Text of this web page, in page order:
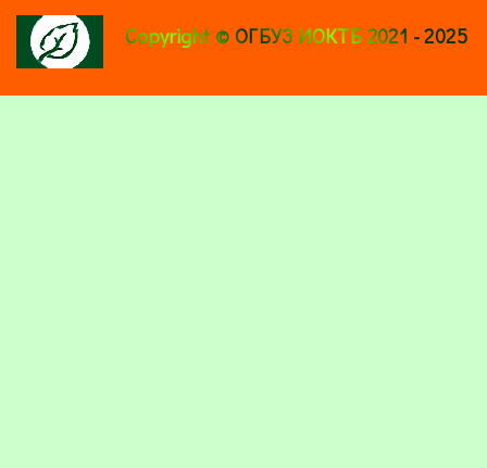
Copyright © ОГБУЗ ИОКТБ 2021 - 2025